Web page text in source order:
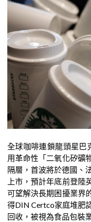
全球咖啡連鎖龍頭星巴
用革命性「二氧化矽礦
隔層，首波將於德國、
上市，預計年底前登陸
可望解決長期困擾業界
得DIN Certco家庭堆肥
回收，被視為食品包裝